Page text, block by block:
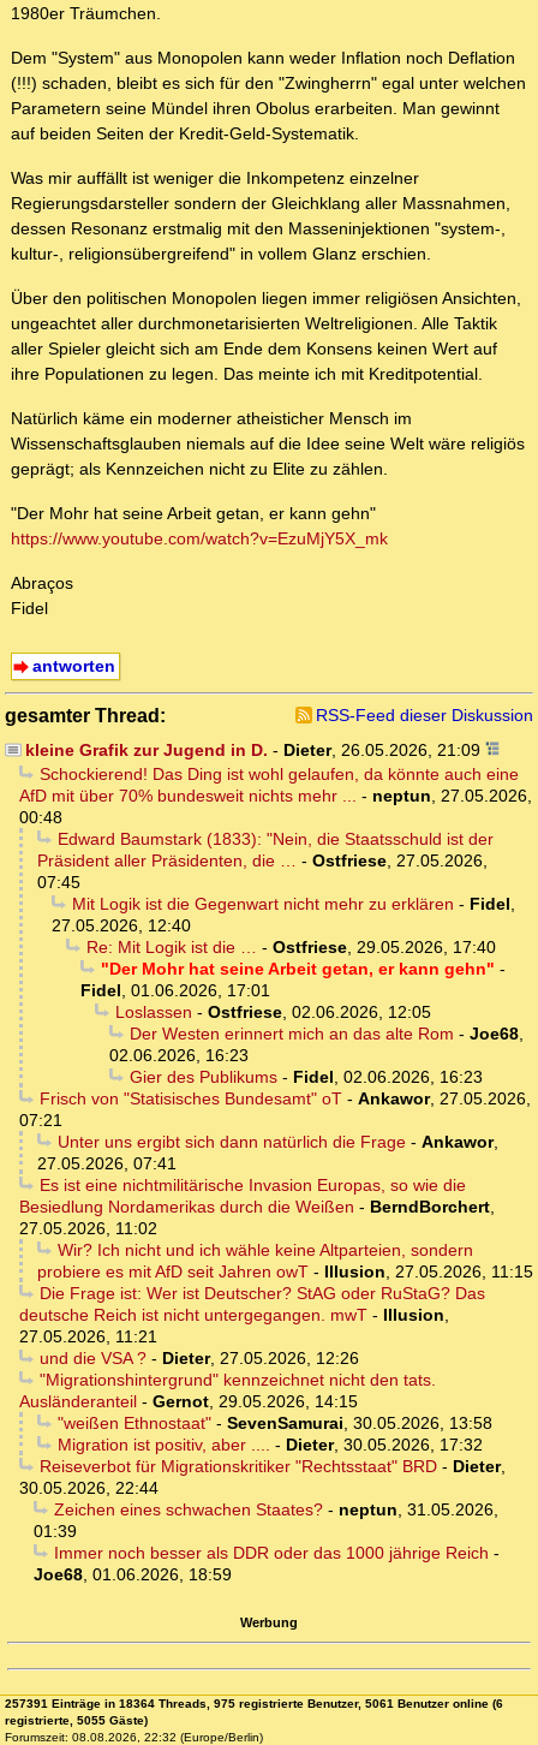
1980er Träumchen.
Dem "System" aus Monopolen kann weder Inflation noch Deflation
(!!!) schaden, bleibt es sich für den "Zwingherrn" egal unter welchen
Parametern seine Mündel ihren Obolus erarbeiten. Man gewinnt
auf beiden Seiten der Kredit-Geld-Systematik.
Was mir auffällt ist weniger die Inkompetenz einzelner
Regierungsdarsteller sondern der Gleichklang aller Massnahmen,
dessen Resonanz erstmalig mit den Masseninjektionen "system-,
kultur-, religionsübergreifend" in vollem Glanz erschien.
Über den politischen Monopolen liegen immer religiösen Ansichten,
ungeachtet aller durchmonetarisierten Weltreligionen. Alle Taktik
aller Spieler gleicht sich am Ende dem Konsens keinen Wert auf
ihre Populationen zu legen. Das meinte ich mit Kreditpotential.
Natürlich käme ein moderner atheisticher Mensch im
Wissenschaftsglauben niemals auf die Idee seine Welt wäre religiös
geprägt; als Kennzeichen nicht zu Elite zu zählen.
"Der Mohr hat seine Arbeit getan, er kann gehn"
https://www.youtube.com/watch?v=EzuMjY5X_mk
Abraços
Fidel
antworten
gesamter Thread:
RSS-Feed dieser Diskussion
kleine Grafik zur Jugend in D. - Dieter, 26.05.2026, 21:09
Schockierend! Das Ding ist wohl gelaufen, da könnte auch eine
AfD mit über 70% bundesweit nichts mehr ... - neptun, 27.05.2026,
00:48
Edward Baumstark (1833): "Nein, die Staatsschuld ist der
Präsident aller Präsidenten, die … - Ostfriese, 27.05.2026,
07:45
Mit Logik ist die Gegenwart nicht mehr zu erklären - Fidel,
27.05.2026, 12:40
Re: Mit Logik ist die … - Ostfriese, 29.05.2026, 17:40
"Der Mohr hat seine Arbeit getan, er kann gehn" -
Fidel, 01.06.2026, 17:01
Loslassen - Ostfriese, 02.06.2026, 12:05
Der Westen erinnert mich an das alte Rom - Joe68,
02.06.2026, 16:23
Gier des Publikums- Fidel, 02.06.2026, 16:23
Frisch von "Statisisches Bundesamt" oT- Ankawor, 27.05.2026,
07:21
Unter uns ergibt sich dann natürlich die Frage- Ankawor,
27.05.2026, 07:41
Es ist eine nichtmilitärische Invasion Europas, so wie die
Besiedlung Nordamerikas durch die Weißen - BerndBorchert,
27.05.2026, 11:02
Wir? Ich nicht und ich wähle keine Altparteien, sondern
probiere es mit AfD seit Jahren owT - Illusion, 27.05.2026, 11:15
Die Frage ist: Wer ist Deutscher? StAG oder RuStaG? Das
deutsche Reich ist nicht untergegangen. mwT - Illusion,
27.05.2026, 11:21
und die VSA ?- Dieter, 27.05.2026, 12:26
"Migrationshintergrund" kennzeichnet nicht den tats.
Ausländeranteil - Gernot, 29.05.2026, 14:15
"weißen Ethnostaat"- SevenSamurai, 30.05.2026, 13:58
Migration ist positiv, aber .... - Dieter, 30.05.2026, 17:32
Reiseverbot für Migrationskritiker "Rechtsstaat" BRD- Dieter,
30.05.2026, 22:44
Zeichen eines schwachen Staates?- neptun, 31.05.2026,
01:39
Immer noch besser als DDR oder das 1000 jährige Reich -
Joe68, 01.06.2026, 18:59
Werbung
257391 Einträge in 18364 Threads, 975 registrierte Benutzer, 5061 Benutzer online (6
registrierte, 5055 Gäste)
Forumszeit: 08.08.2026, 22:32 (Europe/Berlin)